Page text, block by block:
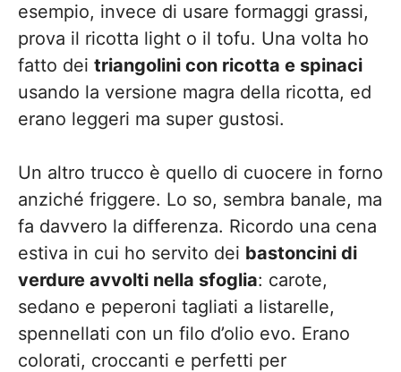
esempio, invece di usare formaggi grassi,
prova il ricotta light o il tofu. Una volta ho
fatto dei triangolini con ricotta e spinaci
usando la versione magra della ricotta, ed
erano leggeri ma super gustosi.
Un altro trucco è quello di cuocere in forno
anziché friggere. Lo so, sembra banale, ma
fa davvero la differenza. Ricordo una cena
estiva in cui ho servito dei bastoncini di
verdure avvolti nella sfoglia: carote,
sedano e peperoni tagliati a listarelle,
spennellati con un filo d’olio evo. Erano
colorati, croccanti e perfetti per